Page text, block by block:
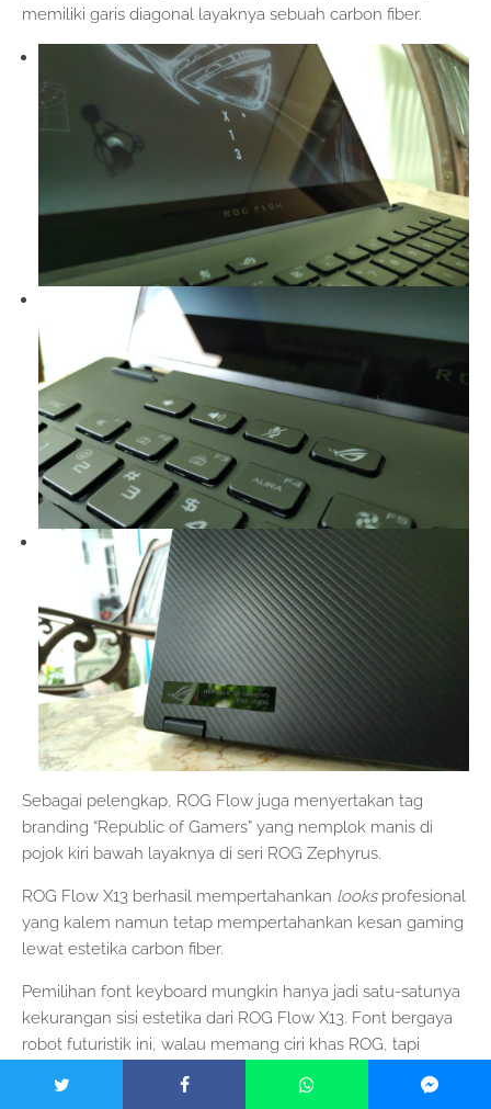
memiliki garis diagonal layaknya sebuah carbon fiber.
Sebagai pelengkap, ROG Flow juga menyertakan tag
branding “Republic of Gamers” yang nemplok manis di
pojok kiri bawah layaknya di seri ROG Zephyrus.
ROG Flow X13 berhasil mempertahankan looksprofesional
yang kalem namun tetap mempertahankan kesan gaming
lewat estetika carbon fiber.
Pemilihan font keyboard mungkin hanya jadi satu-satunya
kekurangan sisi estetika dari ROG Flow X13. Font bergaya
robot futuristik ini, walau memang ciri khas ROG, tapi
untuk zaman tahun 2021.